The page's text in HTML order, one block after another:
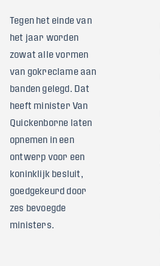
Tegen het einde van
het jaar worden
zowat alle vormen
van gokreclame aan
banden gelegd. Dat
heeft minister Van
Quickenborne laten
opnemen in een
ontwerp voor een
koninklijk besluit,
goedgekeurd door
zes bevoegde
ministers.